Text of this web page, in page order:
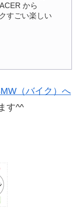
から
すごい楽しい
す^^